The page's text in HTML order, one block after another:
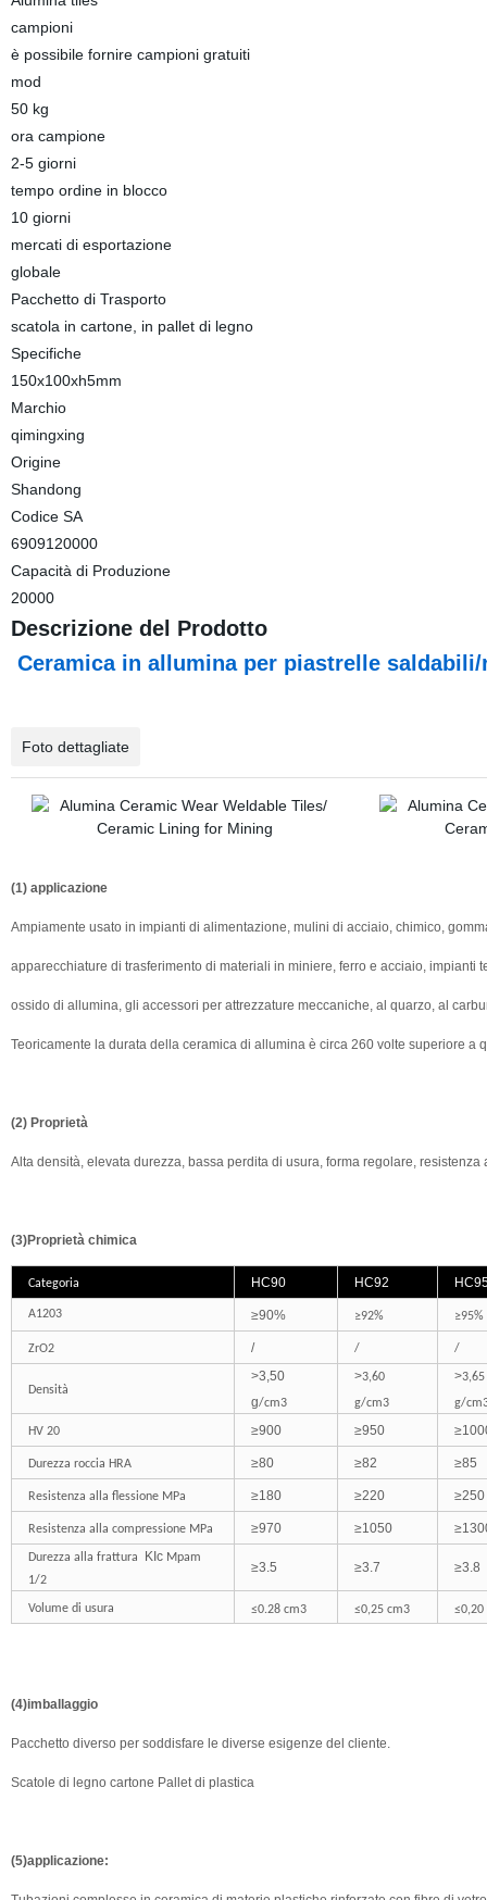
campioni
è possibile fornire campioni gratuiti
mod
50 kg
ora campione
2-5 giorni
tempo ordine in blocco
10 giorni
mercati di esportazione
globale
Pacchetto di Trasporto
scatola in cartone, in pallet di legno
Specifiche
150x100xh5mm
Marchio
qimingxing
Origine
Shandong
Codice SA
6909120000
Capacità di Produzione
20000
Descrizione del Prodotto
Ceramica in allumina per piastrelle
Foto dettagliate
(1) applicazione
Ampiamente usato in impianti di alimentazione, mulini di acciaio, chimico,
apparecchiature di trasferimento di materiali in miniere, ferro e acciaio,
ossido di allumina, gli accessori per attrezzature meccaniche, al quarzo, al
Teoricamente la durata della ceramica di allumina è circa 260 volte superiore
(2) Proprietà
Alta densità, elevata durezza, bassa perdita di usura, forma regolare,
(3)Proprietà chimica
Categoria HC90 HC92
A1203 ≥90% ≥92% ≥95%
ZrO2 / / /
Densità
>3,50
g/cm3
>3,60
g/cm3
>3,65
g/
HV 20 ≥900 ≥950 ≥
Durezza roccia HRA ≥80 ≥82 ≥85
Resistenza alla flessione MPa ≥180 ≥220 ≥250
Resistenza alla compressione MPa ≥970 ≥1050 ≥
Durezza alla frattura KIcMpam
1/2
≥3.5 ≥3.7 ≥3.8
Volume di usura ≤0.28 cm3 ≤0,25 cm3 ≤0,20
(4)imballaggio
Pacchetto diverso per soddisfare le diverse esigenze del cliente.
Scatole di legno cartone Pallet di plastica
(5)applicazione: